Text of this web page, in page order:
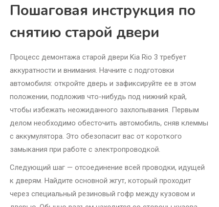
Пошаговая инструкция по
снятию старой двери
Процесс демонтажа старой двери Kia Rio 3 требует
аккуратности и внимания. Начните с подготовки
автомобиля: откройте дверь и зафиксируйте ее в этом
положении, подложив что-нибудь под нижний край,
чтобы избежать неожиданного захлопывания. Первым
делом необходимо обесточить автомобиль, сняв клеммы
с аккумулятора. Это обезопасит вас от короткого
замыкания при работе с электропроводкой.
Следующий шаг — отсоединение всей проводки, идущей
к дверям. Найдите основной жгут, который проходит
через специальный резиновый гофр между кузовом и